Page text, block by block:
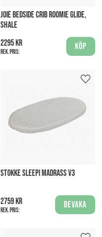
JOIE BEDSIDE CRIB ROOMIE GLIDE,
SHALE
2295 kr
Rek. pris:
Köp
STOKKE SLEEPI MADRASS V3
2759 kr
Rek. pris:
Bevaka